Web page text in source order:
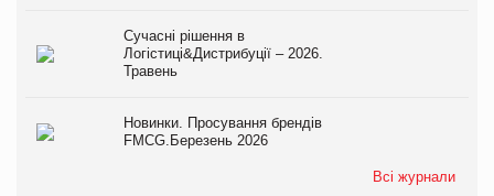
Сучасні рішення в
Логістиці&Дистрибуції – 2026.
Травень
Новинки. Просування брендів
FMCG.Березень 2026
Всі журнали